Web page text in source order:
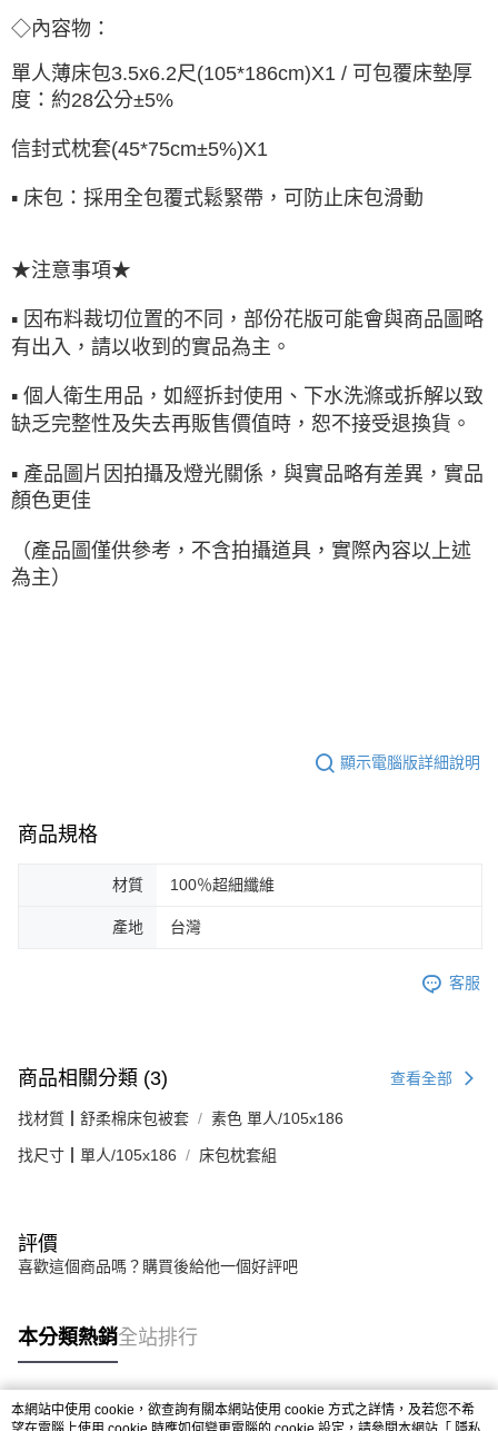
◇內容物：
單人薄床包3.5x6.2尺(105*186cm)X1 / 可包覆床墊厚
度：約28公分±5%
信封式枕套(45*75cm±5%)X1
▪ 床包：採用全包覆式鬆緊帶，可防止床包滑動
★注意事項★
▪ 因布料裁切位置的不同，部份花版可能會與商品圖略
有出入，請以收到的實品為主。
▪ 個人衛生用品，如經拆封使用、下水洗滌或拆解以致
缺乏完整性及失去再販售價值時，恕不接受退換貨。
▪ 產品圖片因拍攝及燈光關係，與實品略有差異，實品
顏色更佳
（產品圖僅供參考，不含拍攝道具，實際內容以上述
為主）
顯示電腦版詳細說明
商品規格
材質 100％超細纖維
產地 台灣
客服
商品相關分類 (3) 查看全部
找材質┃舒柔棉床包被套 素色 單人/105x186
找尺寸┃單人/105x186 床包枕套組
評價
喜歡這個商品嗎？購買後給他一個好評吧
本分類熱銷全站排行
熱門標籤
本網站中使用 cookie，欲查詢有關本網站使用 cookie 方式之詳情，及若您不希